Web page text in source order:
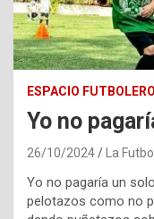
ESPACIO FUTBOLERO
Yo no
26/10/2024 La
Yo no pagaría un
pelotazos como no